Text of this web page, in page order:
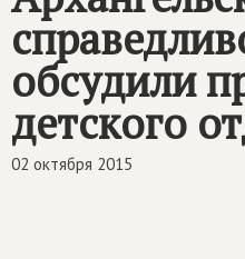
обсудили
детского
02 октября 2015